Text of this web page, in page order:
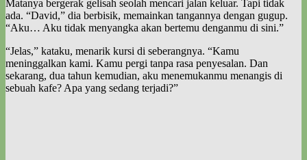
Matanya bergerak gelisah seolah mencari jalan keluar. Tapi tidak
ada. “David,” dia berbisik, memainkan tangannya dengan gugup.
“Aku… Aku tidak menyangka akan bertemu denganmu di sini.”
“Jelas,” kataku, menarik kursi di seberangnya. “Kamu
meninggalkan kami. Kamu pergi tanpa rasa penyesalan. Dan
sekarang, dua tahun kemudian, aku menemukanmu menangis di
sebuah kafe? Apa yang sedang terjadi?”